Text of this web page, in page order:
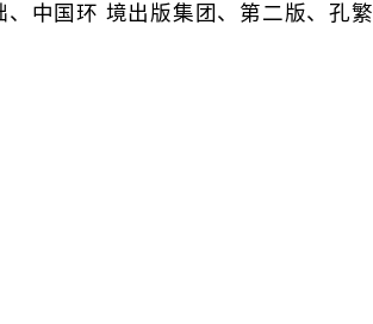
中国环 境出版集团、第二版、孔繁